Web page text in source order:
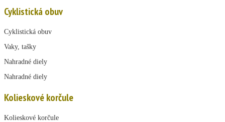
Cyklistická obuv
Cyklistická obuv
Vaky, tašky
Nahradné diely
Nahradné diely
Kolieskové korčule
Kolieskové korčule